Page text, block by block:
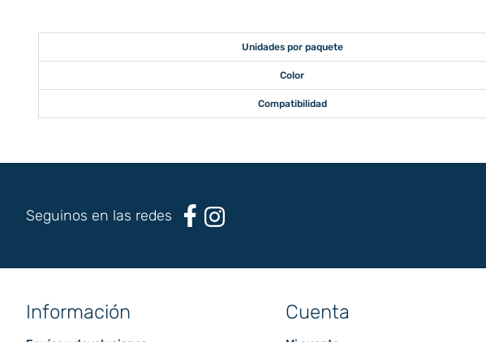
Unidades por paquete
Color
Compatibilidad
Seguinos en las redes
Información Cuenta